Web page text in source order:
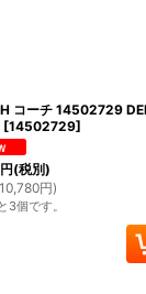
コーチ 14502729
[14502729]
円(税別)
10,780円)
3個です。